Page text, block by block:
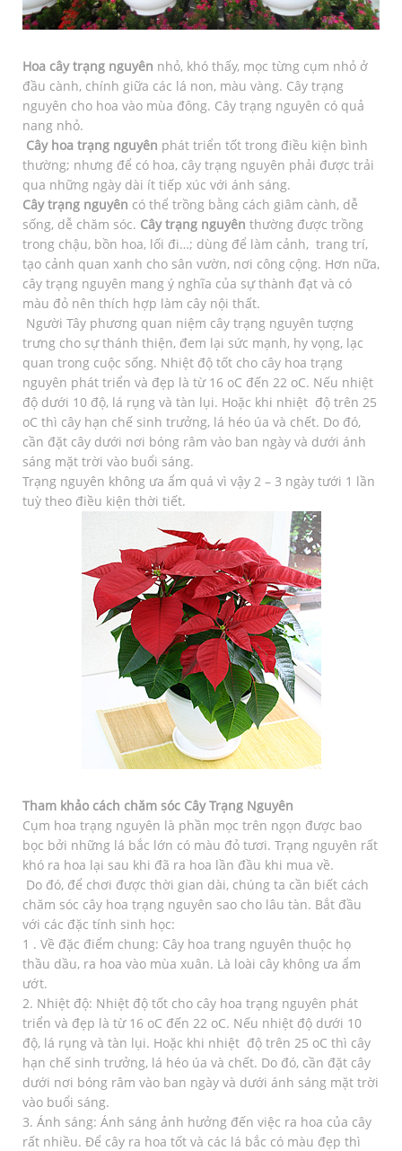
Hoa cây trạng nguyên nhỏ, khó thấy, mọc từng cụm nhỏ ở
đầu cành, chính giữa các lá non, màu vàng. Cây trạng
nguyên cho hoa vào mùa đông. Cây trạng nguyên có quả
nang nhỏ.
Cây hoa trạng nguyên phát triển tốt trong điều kiện bình
thường; nhưng để có hoa, cây trạng nguyên phải được trải
qua những ngày dài ít tiếp xúc với ánh sáng.
Cây trạng nguyên có thể trồng bằng cách giâm cành, dễ
sống, dễ chăm sóc. Cây trạng nguyên thường được trồng
trong chậu, bồn hoa, lối đi…; dùng để làm cảnh, trang trí,
tạo cảnh quan xanh cho sân vườn, nơi công cộng. Hơn nữa,
cây trạng nguyên mang ý nghĩa của sự thành đạt và có
màu đỏ nên thích hợp làm cây nội thất.
Người Tây phương quan niệm cây trạng nguyên tượng
trưng cho sự thánh thiện, đem lại sức mạnh, hy vọng, lạc
quan trong cuộc sống. Nhiệt độ tốt cho cây hoa trạng
nguyên phát triển và đẹp là từ 16 oC đến 22 oC. Nếu nhiệt
độ dưới 10 độ, lá rụng và tàn lụi. Hoặc khi nhiệt độ trên 25
oC thì cây hạn chế sinh trưởng, lá héo úa và chết. Do đó,
cần đặt cây dưới nơi bóng râm vào ban ngày và dưới ánh
sáng mặt trời vào buổi sáng.
Trạng nguyên không ưa ẩm quá vì vậy 2 – 3 ngày tưới 1 lần
tuỳ theo điều kiện thời tiết.
Tham khảo cách chăm sóc Cây Trạng Nguyên
Cụm hoa trạng nguyên là phần mọc trên ngọn được bao
bọc bởi những lá bắc lớn có màu đỏ tươi. Trạng nguyên rất
khó ra hoa lại sau khi đã ra hoa lần đầu khi mua về.
Do đó, để chơi được thời gian dài, chúng ta cần biết cách
chăm sóc cây hoa trạng nguyên sao cho lâu tàn. Bắt đầu
với các đặc tính sinh học:
1 . Về đặc điểm chung: Cây hoa trang nguyên thuộc họ
thầu dầu, ra hoa vào mùa xuân. Là loài cây không ưa ẩm
ướt.
2. Nhiệt độ: Nhiệt độ tốt cho cây hoa trạng nguyên phát
triển và đẹp là từ 16 oC đến 22 oC. Nếu nhiệt độ dưới 10
độ, lá rụng và tàn lụi. Hoặc khi nhiệt độ trên 25 oC thì cây
hạn chế sinh trưởng, lá héo úa và chết. Do đó, cần đặt cây
dưới nơi bóng râm vào ban ngày và dưới ánh sáng mặt trời
vào buổi sáng.
3. Ánh sáng: Ánh sáng ảnh hưởng đến việc ra hoa của cây
rất nhiều. Để cây ra hoa tốt và các lá bắc có màu đẹp thì